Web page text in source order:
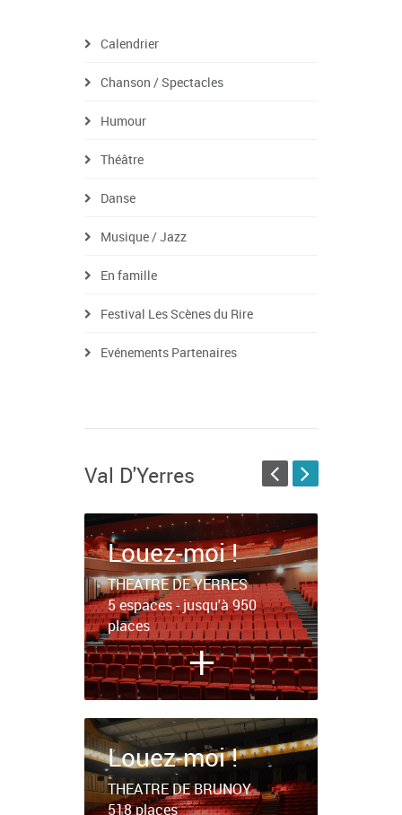
Calendrier
Chanson / Spectacles
Humour
Théâtre
Danse
Musique / Jazz
En famille
Festival Les Scènes du Rire
Evénements Partenaires
Val D'Yerres
Louez-moi !
THEATRE DE YERRES
5 espaces - jusqu'à 950
places
+
Louez-moi !
THEATRE DE BRUNOY
518 places